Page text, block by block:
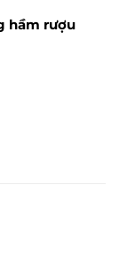
hầm rượu